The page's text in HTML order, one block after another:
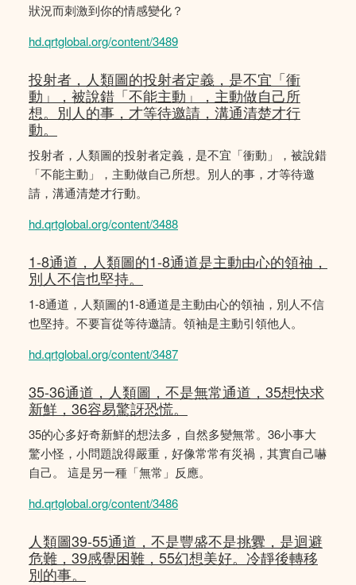
狀況而刺激到你的情感變化？
hd.qrtglobal.org/content/3489
投射者，人類圖的投射者定義，是不宜「衝
動」，被說錯「不能主動」，主動做自己所
想。別人的事，才等待邀請，溝通清楚才行
動。
投射者，人類圖的投射者定義，是不宜「衝動」，被說錯
「不能主動」，主動做自己所想。別人的事，才等待邀
請，溝通清楚才行動。
hd.qrtglobal.org/content/3488
1-8通道，人類圖的1-8通道是主動由心的領䄂，
別人不信也堅持。
1-8通道，人類圖的1-8通道是主動由心的領䄂，別人不信
也堅持。不要盲從等待邀請。領袖是主動引領他人。
hd.qrtglobal.org/content/3487
35-36通道，人類圖，不是無常通道，35想快求
新鮮，36容易驚訝恐慌。
35的心多好奇新鮮的想法多，自然多變無常。36小事大
驚小怪，小問題說得嚴重，好像常常有災禍，其實自己嚇
自己。 這是另一種「無常」反應。
hd.qrtglobal.org/content/3486
人類圖39-55通道，不是豐盛不是挑釁，是迴避
危難，39感覺困難，55幻想美好。冷靜後轉移
別的事。